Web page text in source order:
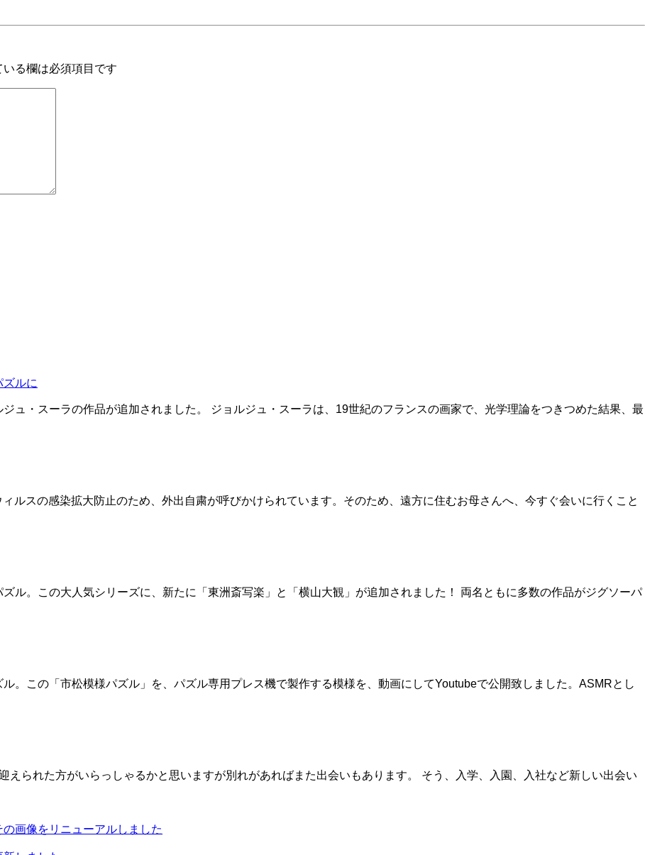
いる欄は必須項目です
ルに
ュ・スーラの作品が追加されました。 ジョルジュ・スーラは、19世紀のフランスの画家で、光学理論をつきつめた結果、最
ルスの感染拡大防止のため、外出自粛が呼びかけられています。そのため、遠方に住むお母さんへ、今すぐ会いに行くこと
ル。この大人気シリーズに、新たに「東洲斎写楽」と「横山大観」が追加されました！ 両名ともに多数の作品がジグソーパ
。この「市松模様パズル」を、パズル専用プレス機で製作する模様を、動画にしてYoutubeで公開致しました。ASMRとし
えられた方がいらっしゃるかと思いますが別れがあればまた出会いもあります。 そう、入学、入園、入社など新しい出会い
画像をリニューアルしました